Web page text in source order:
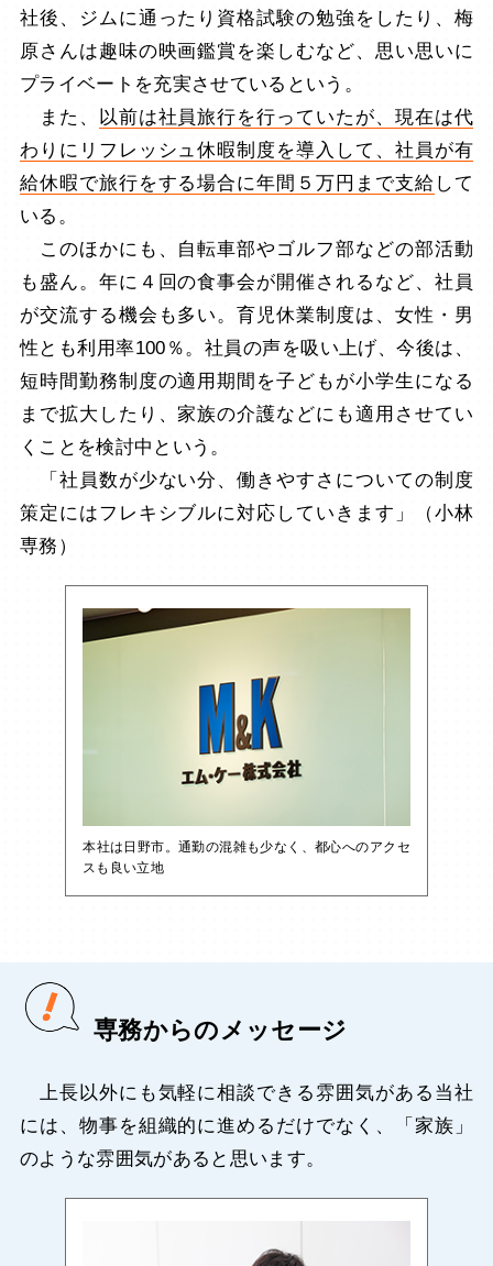
社後、ジムに通ったり資格試験の勉強をしたり、梅
原さんは趣味の映画鑑賞を楽しむなど、思い思いに
プライベートを充実させているという。
また、 以前は社員旅行を行っていたが、現在は代
わりにリフレッシュ休暇制度を導入して、社員が有
給休暇で旅行をする場合に年間５万円まで支給 して
いる。
このほかにも、自転車部やゴルフ部などの部活動
も盛ん。年に４回の食事会が開催されるなど、社員
が交流する機会も多い。育児休業制度は、女性・男
性とも利用率100％。社員の声を吸い上げ、今後は、
短時間勤務制度の適用期間を子どもが小学生になる
まで拡大したり、家族の介護などにも適用させてい
くことを検討中という。
「社員数が少ない分、働きやすさについての制度
策定にはフレキシブルに対応していきます」（小林
専務）
本社は日野市。通勤の混雑も少なく、都心へのアクセ
スも良い立地
専務からのメッセージ
上長以外にも気軽に相談できる雰囲気がある当社
には、物事を組織的に進めるだけでなく、「家族」
のような雰囲気があると思います。